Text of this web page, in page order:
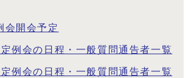
会開会予定
例会の日程・一般質問通告者一覧
例会の日程・一般質問通告者一覧